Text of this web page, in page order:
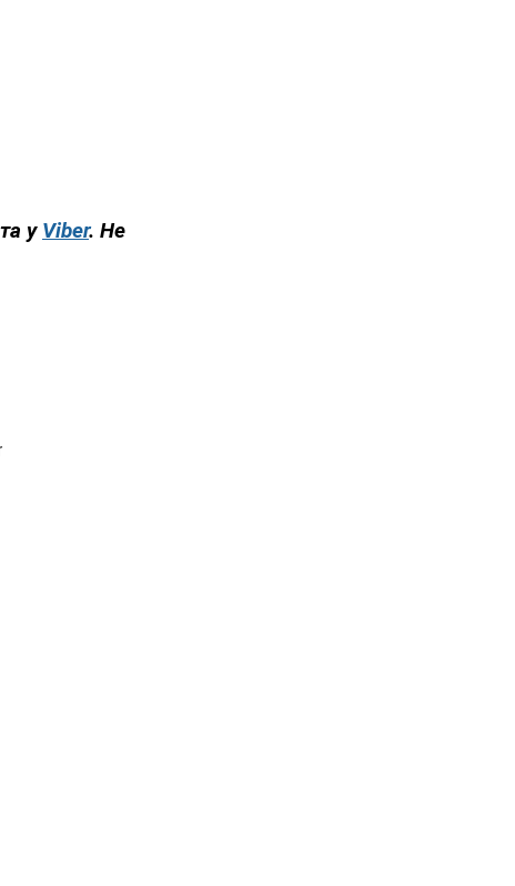
у Viber. Не